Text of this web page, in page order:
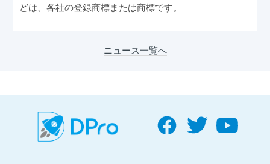
どは、各社の登録商標または商標です。
ニュース一覧へ